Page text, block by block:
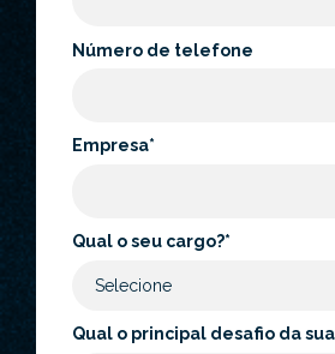
Número de telefone
Empresa*
Qual o seu cargo?*
Qual o principal desafio da